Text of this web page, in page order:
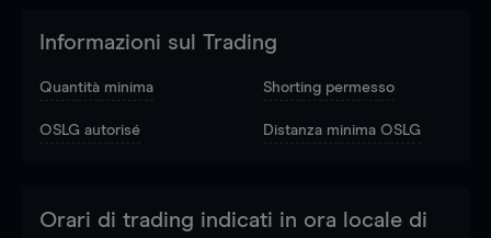
Informazioni sul Trading
Quantità minima Shorting permesso
OSLG autorisé Distanza minima OSLG
Orari di trading indicati in ora locale di